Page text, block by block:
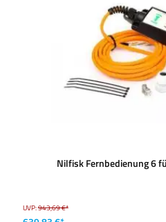
Nilfisk Fernbedienung 6
UVP:943,69 €*